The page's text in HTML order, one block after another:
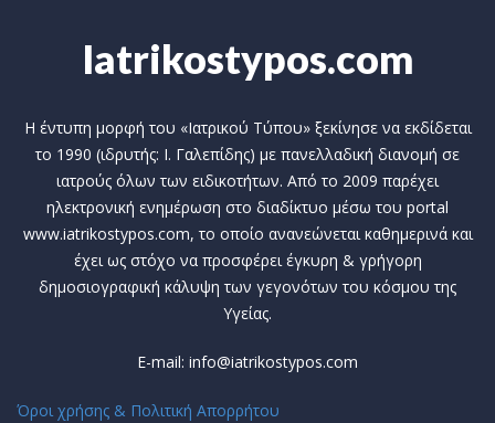
Iatrikostypos.com
Η έντυπη μορφή του «Ιατρικού Τύπου» ξεκίνησε να εκδίδεται
το 1990 (ιδρυτής: Ι. Γαλεπίδης) με πανελλαδική διανομή σε
ιατρούς όλων των ειδικοτήτων. Από το 2009 παρέχει
ηλεκτρονική ενημέρωση στο διαδίκτυο μέσω του portal
www.iatrikostypos.com, το οποίο ανανεώνεται καθημερινά και
έχει ως στόχο να προσφέρει έγκυρη & γρήγορη
δημοσιογραφική κάλυψη των γεγονότων του κόσμου της
Υγείας.
E-mail: info@iatrikostypos.com
Όροι χρήσης & Πολιτική Απορρήτου